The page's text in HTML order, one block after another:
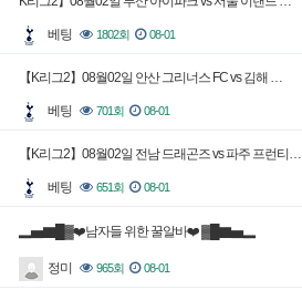
베팅 1802회 08-01
【K리그2】08월02일 안산 그리너스 FC vs 김해 …
베팅 701회 08-01
【K리그2】08월02일 전남 드래곤즈 vs 파주 프런티…
베팅 651회 08-01
▂▅▇█▓❤️남자들 위한 꿀알바❤️ ▓█▇▅▂
정미 965회 08-01